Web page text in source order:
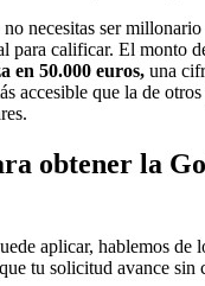
necesitas ser
para calificar. El monto
en 50.000 euros, una
accesible que la de
obtener la
aplicar, hablemos de
tu solicitud avance sin